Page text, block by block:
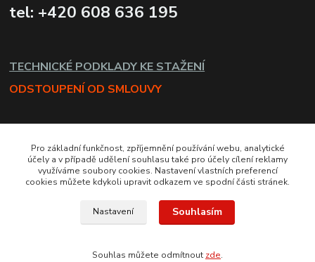
tel: +420 608 636 195
TECHNICKÉ PODKLADY KE STAŽENÍ
ODSTOUPENÍ OD SMLOUVY
Pro základní funkčnost, zpříjemnění používání webu, analytické
účely a v případě udělení souhlasu také pro účely cílení reklamy
využíváme soubory cookies. Nastavení vlastních preferencí
cookies můžete kdykoli upravit odkazem ve spodní části stránek.
Nastavení Souhlasím
Souhlas můžete odmítnout zde.